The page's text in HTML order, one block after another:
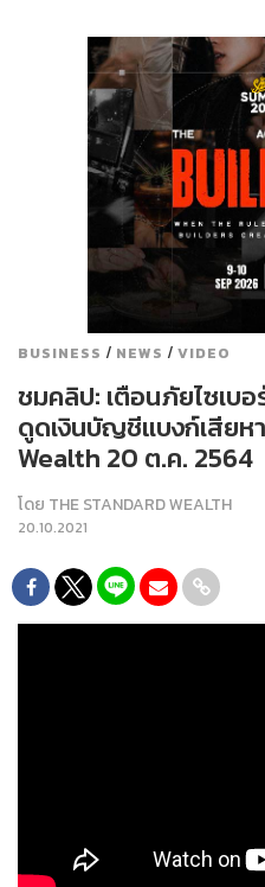
BUSINESS / NEWS / VIDEO
ชมคลิป: เตือนภัยไซเบ
ดูดเงินบัญชีแบงก์เสียห
Wealth 20 ต.ค. 2564
โดย THE STANDARD WEALTH
20.10.2021